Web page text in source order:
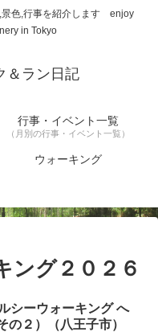
景色,行事を紹介します enjoy
in Tokyo
＆ラン日記
行事・イベント一覧
（月別の行事・イベント一覧）
ウォーキング
ング２０２６
シーウォーキング へ
の２）（八王子市）